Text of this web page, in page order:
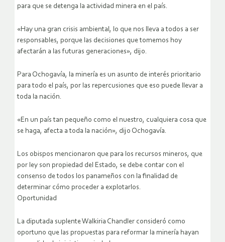
para que se detenga la actividad minera en el país.
«Hay una gran crisis ambiental, lo que nos lleva a todos a ser
responsables, porque las decisiones que tomemos hoy
afectarán a las futuras generaciones», dijo.
Para Ochogavía, la minería es un asunto de interés prioritario
para todo el país, por las repercusiones que eso puede llevar a
toda la nación.
«En un país tan pequeño como el nuestro, cualquiera cosa que
se haga, afecta a toda la nación», dijo Ochogavía.
Los obispos mencionaron que para los recursos mineros, que
por ley son propiedad del Estado, se debe contar con el
consenso de todos los panameños con la finalidad de
determinar cómo proceder a explotarlos.
Oportunidad
La diputada suplente Walkiria Chandler consideró como
oportuno que las propuestas para reformar la minería hayan